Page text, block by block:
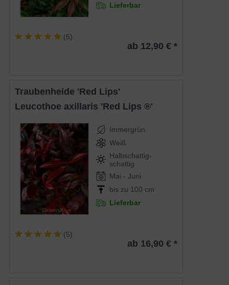
Lieferbar
(5)
ab 12,90 € *
Traubenheide 'Red Lips'
Leucothoe axillaris 'Red Lips ®'
Immergrün
Weiß
Halbschattig-
schattig
Mai - Juni
bis zu 100 cm
Lieferbar
(5)
ab 16,90 € *